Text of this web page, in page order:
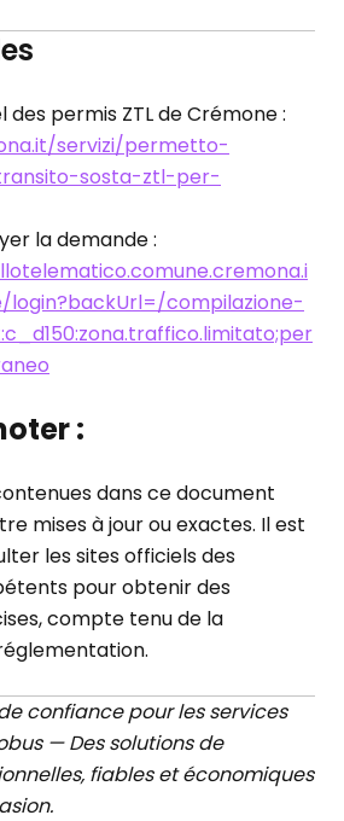
des permis ZTL de Crémone :
servizi/permetto-
sosta-ztl-per-
la demande :
compilazione-
:
dans ce document
mises à jour ou exactes. Il est
les sites officiels des
pour obtenir des
compte tenu de la
confiance pour les services
— Des solutions de
fiables et économiques